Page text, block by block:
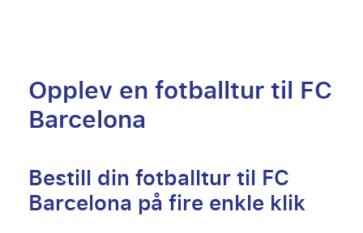
Opplev en fotballtur til FC
Barcelona
Bestill din fotballtur til FC
Barcelona på fire enkle klik